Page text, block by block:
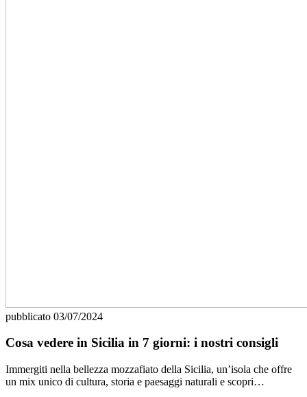
pubblicato 03/07/2024
Cosa vedere in Sicilia in 7 giorni: i nostri consigli
Immergiti nella bellezza mozzafiato della Sicilia, un’isola che offre
un mix unico di cultura, storia e paesaggi naturali e scopri…